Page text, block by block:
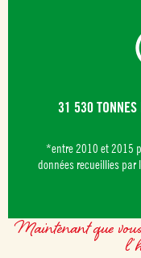
31 530 TONNES
*entre 2010 et 2015
données recueillies par
Maintenant que